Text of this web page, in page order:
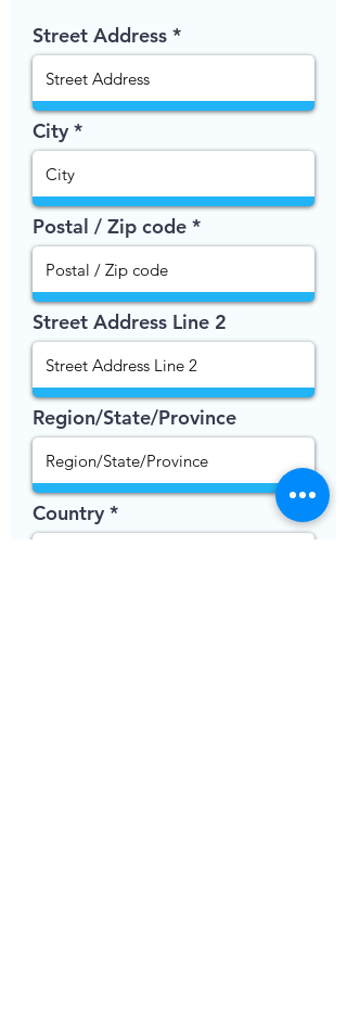
Street Address
City
Postal / Zip code
Street Address Line 2
Region/State/Province
Country